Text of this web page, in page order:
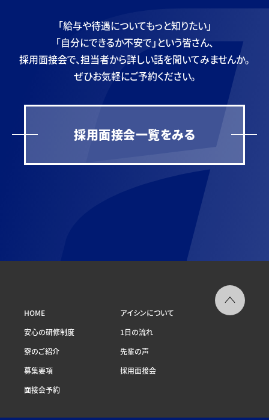
「給与や待遇についてもっと知りたい」
「自分にできるか不安で」という皆さん、
採用面接会で、担当者から詳しい話を聞いてみませんか。
ぜひお気軽にご予約ください。
採用面接会一覧をみる
HOME
アイシンについて
安心の研修制度
1日の流れ
寮のご紹介
先輩の声
募集要項
採用面接会
面接会予約